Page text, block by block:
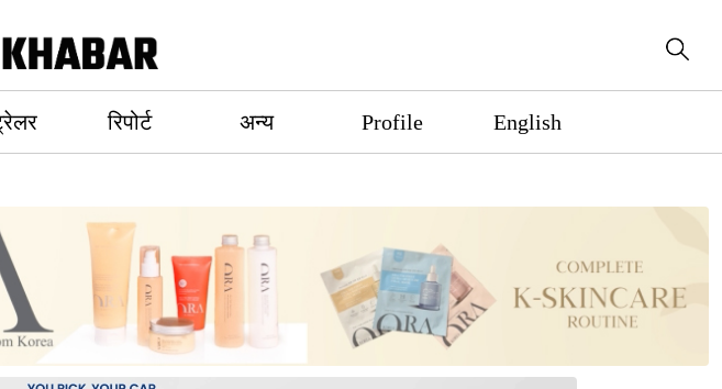
रिपोर्ट अन्य Profile English